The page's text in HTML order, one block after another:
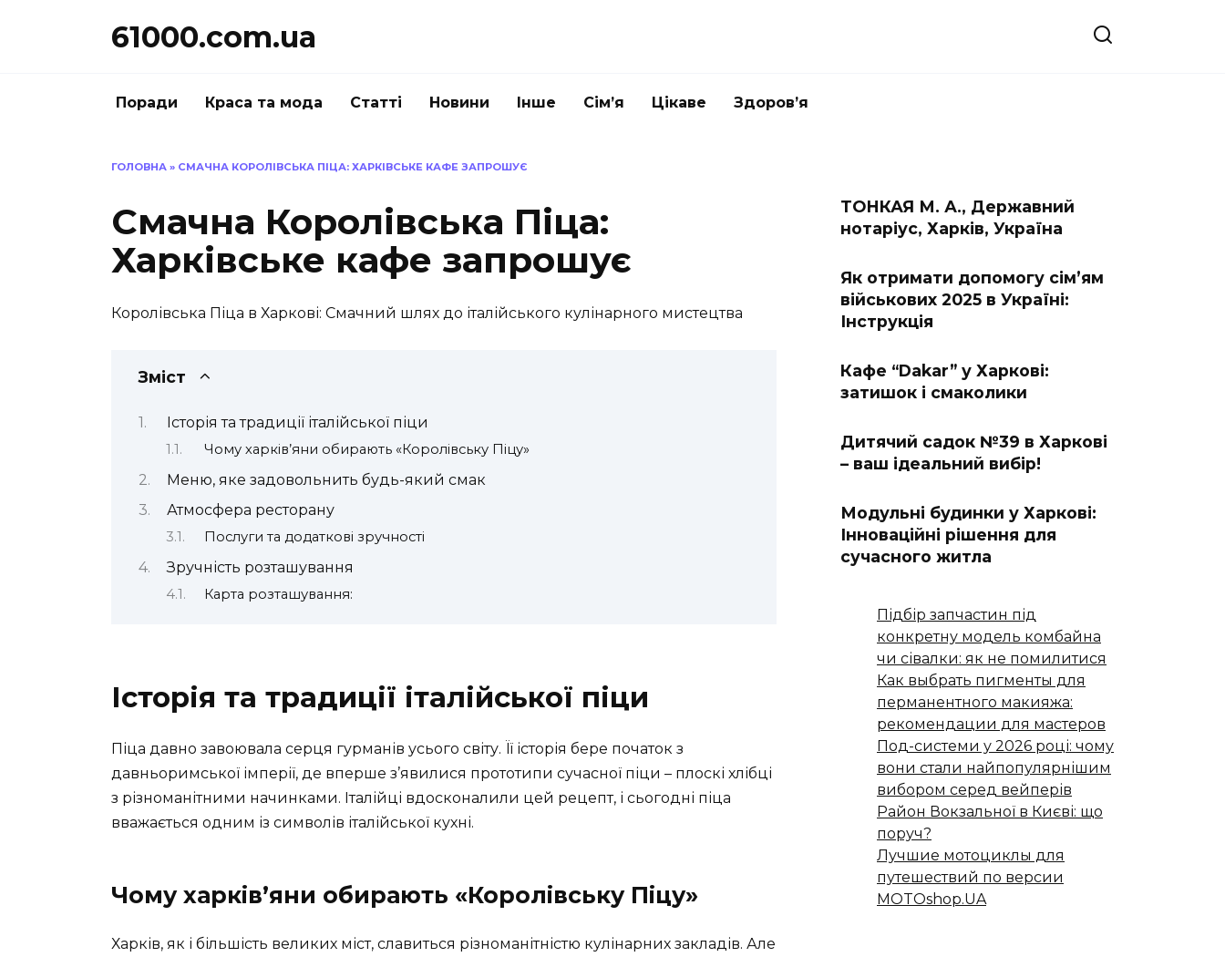
61000.com.ua
Поради Краса та мода Статті Новини Інше Сім’я Цікаве Здоров’я
ГОЛОВНА » СМАЧНА КОРОЛІВСЬКА ПІЦА: ХАРКІВСЬКЕ КАФЕ ЗАПРОШУЄ
Смачна Королівська Піца:
Харківське кафе запрошує
Королівська Піца в Харкові: Смачний шлях до італійського кулінарного мистецтва
Зміст
Історія та традиції італійської піци
Чому харків’яни обирають «Королівську Піцу»
Меню, яке задовольнить будь-який смак
Атмосфера ресторану
Послуги та додаткові зручності
Зручність розташування
Карта розташування:
Історія та традиції італійської піци
Піца давно завоювала серця гурманів усього світу. Її історія бере початок з
давньоримської імперії, де вперше з’явилися прототипи сучасної піци – плоскі хлібці
з різноманітними начинками. Італійці вдосконалили цей рецепт, і сьогодні піца
вважається одним із символів італійської кухні.
Чому харків’яни обирають «Королівську Піцу»
Харків, як і більшість великих міст, славиться різноманітністю кулінарних закладів. Але
ТОНКАЯ М. А., Державний
нотаріус, Харків, Україна
Як отримати допомогу сім’ям
військових 2025 в Україні:
Інструкція
Кафе “Dakar” у Харкові:
затишок і смаколики
Дитячий садок №39 в Харкові
– ваш ідеальний вибір!
Модульні будинки у Харкові:
Інноваційні рішення для
сучасного житла
Підбір запчастин під
конкретну модель комбайна
чи сівалки: як не помилитися
Как выбрать пигменты для
перманентного макияжа:
рекомендации для мастеров
Под-системи у 2026 році: чому
вони стали найпопулярнішим
вибором серед вейперів
Район Вокзальної в Києві: що
поруч?
Лучшие мотоциклы для
путешествий по версии
MOTOshop.UA